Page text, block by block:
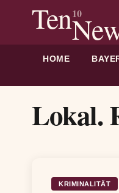
Ten10
HOME
Lokal.
KRIMINALITÄT